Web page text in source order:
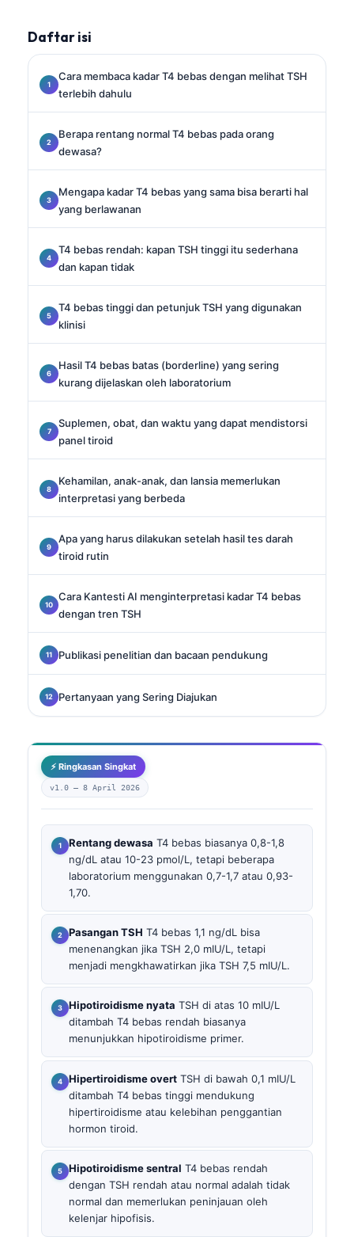
Daftar isi
Cara membaca kadar T4 bebas dengan melihat TSH
terlebih dahulu
Berapa rentang normal T4 bebas pada orang
dewasa?
Mengapa kadar T4 bebas yang sama bisa berarti hal
yang berlawanan
T4 bebas rendah: kapan TSH tinggi itu sederhana
dan kapan tidak
T4 bebas tinggi dan petunjuk TSH yang digunakan
klinisi
Hasil T4 bebas batas (borderline) yang sering
kurang dijelaskan oleh laboratorium
Suplemen, obat, dan waktu yang dapat mendistorsi
panel tiroid
Kehamilan, anak-anak, dan lansia memerlukan
interpretasi yang berbeda
Apa yang harus dilakukan setelah hasil tes darah
tiroid rutin
Cara Kantesti AI menginterpretasi kadar T4 bebas
dengan tren TSH
Publikasi penelitian dan bacaan pendukung
Pertanyaan yang Sering Diajukan
⚡ Ringkasan Singkat
v1.0 — 8 April 2026
Rentang dewasa T4 bebas biasanya 0,8-1,8
ng/dL atau 10-23 pmol/L, tetapi beberapa
laboratorium menggunakan 0,7-1,7 atau 0,93-
1,70.
Pasangan TSH T4 bebas 1,1 ng/dL bisa
menenangkan jika TSH 2,0 mIU/L, tetapi
menjadi mengkhawatirkan jika TSH 7,5 mIU/L.
Hipotiroidisme nyata TSH di atas 10 mIU/L
ditambah T4 bebas rendah biasanya
menunjukkan hipotiroidisme primer.
Hipertiroidisme overt TSH di bawah 0,1 mIU/L
ditambah T4 bebas tinggi mendukung
hipertiroidisme atau kelebihan penggantian
hormon tiroid.
Hipotiroidisme sentral T4 bebas rendah
dengan TSH rendah atau normal adalah tidak
normal dan memerlukan peninjauan oleh
kelenjar hipofisis.